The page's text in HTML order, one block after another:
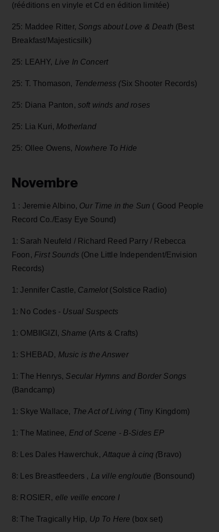
(rééditions en vinyle et Cd en édition limitée)
25: Maddee Ritter, Songs about Love & Death (Best
Breakfast/Majesticsilk)
25: LEAHY, Live In Concert
25: T. Thomason, Tenderness (Six Shooter Records)
25: Diana Panton, soft winds and roses
25: Lia Kuri, Motherland
25: Ollee Owens, Nowhere To Hide
Novembre
1 : Jeremie Albino, Our Time in the Sun ( Good People
Record Co./Easy Eye Sound)
1: Sarah Neufeld / Richard Reed Parry / Rebecca
Foon, First Sounds (One Little Independent/Envision
Records)
1: Jennifer Castle, Camelot(Solstice Radio)
1: No Codes - Usual Suspects
1: OMBIIGIZI, Shame (Arts & Crafts)
1: SHEBAD, Music is the Answer
1: The Henrys, Secular Hymns and Border Songs
(Bandcamp)
1: Skye Wallace, The Act of Living (Tiny Kingdom)
1: The Matinee, End of Scene - B-Sides EP
8: Les Dales Hawerchuk, Attaque à cinq (Bravo)
8: Les Breastfeeders , La ville engloutie (Bonsound)
8: ROSIER, elle veille encore l
8: The Tragically Hip, Up To Here (box set)